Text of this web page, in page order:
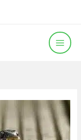
المحتوى